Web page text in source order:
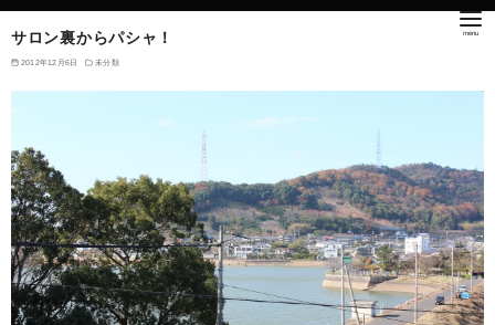
サロン裏からパシャ！
2012年12月6日 未分類